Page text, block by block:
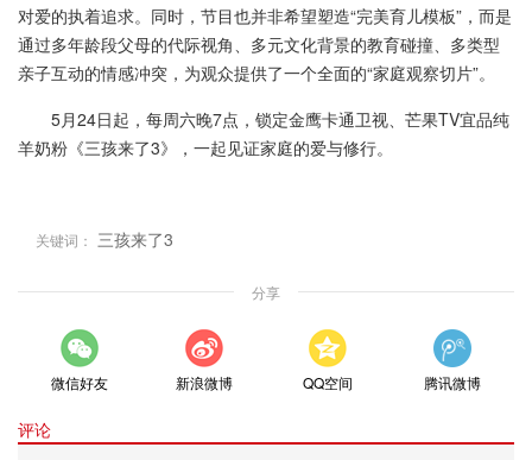
对爱的执着追求。同时，节目也并非希望塑造“完美育儿模板”，而是
通过多年龄段父母的代际视角、多元文化背景的教育碰撞、多类型
亲子互动的情感冲突，为观众提供了一个全面的“家庭观察切片”。
5月24日起，每周六晚7点，锁定金鹰卡通卫视、芒果TV宜品纯
羊奶粉《三孩来了3》，一起见证家庭的爱与修行。
关键词： 三孩来了3
分享
微信好友 新浪微博 QQ空间 腾讯微博
评论